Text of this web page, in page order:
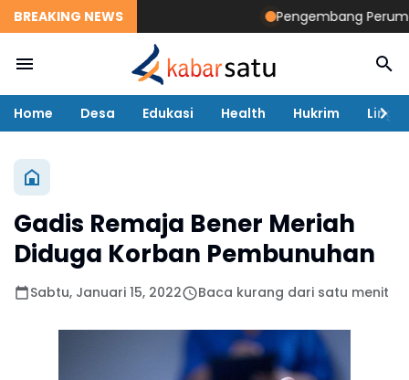
BREAKING NEWS Pengembang
Home Desa Edukasi Health Hukrim
Gadis Remaja Bener Meriah
Diduga Korban Pembunuhan
Sabtu, Januari 15, 2022 Baca kurang dari satu menit